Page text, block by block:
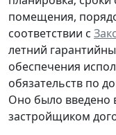
помещения,
соответствии с
летний
обеспечения
обязательств по
Оно было введено
застройщиком